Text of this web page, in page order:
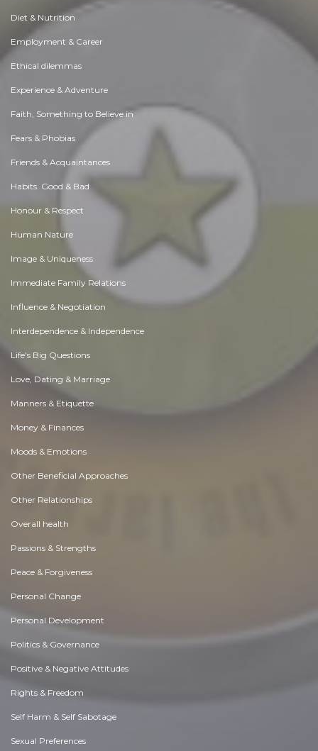
Diet & Nutrition
Employment & Career
Ethical dilemmas
Experience & Adventure
Faith, Something to Believe in
Fears & Phobias
Friends & Acquaintances
Habits. Good & Bad
Honour & Respect
Human Nature
Image & Uniqueness
Immediate Family Relations
Influence & Negotiation
Interdependence & Independence
Life's Big Questions
Love, Dating & Marriage
Manners & Etiquette
Money & Finances
Moods & Emotions
Other Beneficial Approaches
Other Relationships
Overall health
Passions & Strengths
Peace & Forgiveness
Personal Change
Personal Development
Politics & Governance
Positive & Negative Attitudes
Rights & Freedom
Self Harm & Self Sabotage
Sexual Preferences